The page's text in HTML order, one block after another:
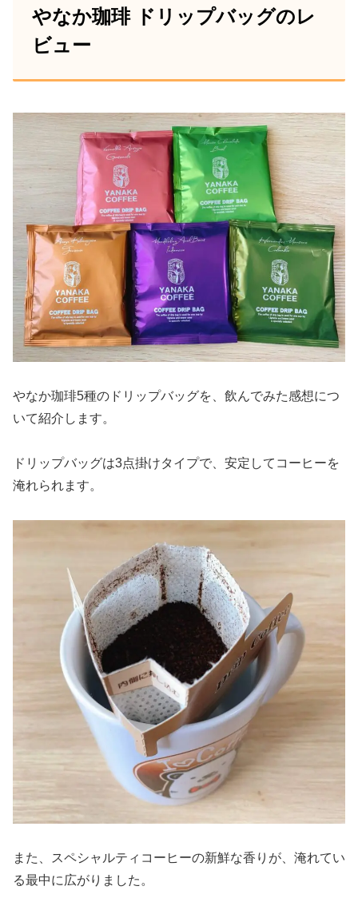
やなか珈琲 ドリップバッグのレ
ビュー
やなか珈琲5種のドリップバッグを、飲んでみた感想につ
いて紹介します。
ドリップバッグは3点掛けタイプで、安定してコーヒーを
淹れられます。
また、スペシャルティコーヒーの新鮮な香りが、淹れてい
る最中に広がりました。